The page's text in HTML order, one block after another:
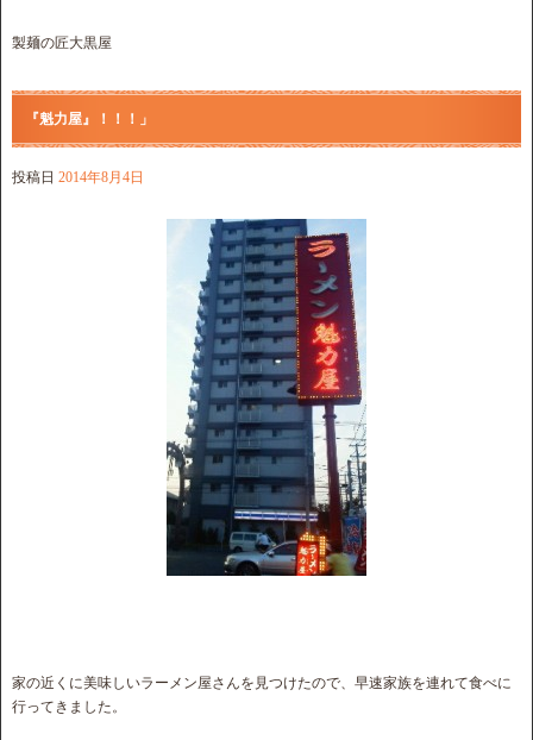
製麺の匠大黒屋
『魁力屋』！！！」
投稿日 2014年8月4日
家の近くに美味しいラーメン屋さんを見つけたので、早速家族を連れて食べに
行ってきました。